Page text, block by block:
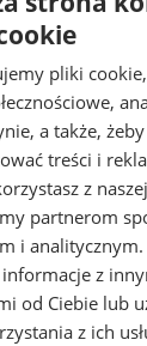
Wybierając
dziecka.
na
wywoła wielki
pomysł na
urodziny, Mikołajki
To zabawka,
świata
– zamów
pliki
a także, żeby
treści i
z
partnerom
i
informacje z
od Ciebie lub
z ich